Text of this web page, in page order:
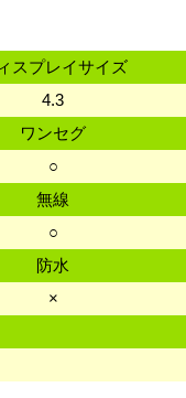
スプレイサイズ
4.3
ワンセグ
○
無線
○
防水
×